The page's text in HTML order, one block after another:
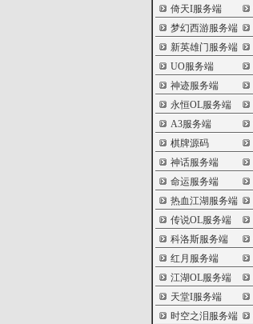
倚天I服务端
梦幻西游服务端
新英雄门服务端
UO服务端
神迹服务端
永恒OL服务端
A3服务端
棋牌源码
神话服务端
命运服务端
热血江湖服务端
传说OL服务端
科洛斯服务端
红月服务端
江湖OL服务端
天堂I服务端
时空之泪服务端